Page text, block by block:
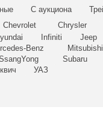
С аукциона
Chevrolet Chrysler
Infiniti Jeep
Benz Mitsubishi
Subaru
УАЗ